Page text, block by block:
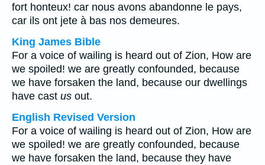
fort honteux! car nous avons abandonne le pays,
car ils ont jete à bas nos demeures.
King James Bible
For a voice of wailing is heard out of Zion, How are
we spoiled! we are greatly confounded, because
we have forsaken the land, because our dwellings
have cast us out.
English Revised Version
For a voice of wailing is heard out of Zion, How are
we spoiled! we are greatly confounded, because
we have forsaken the land, because they have